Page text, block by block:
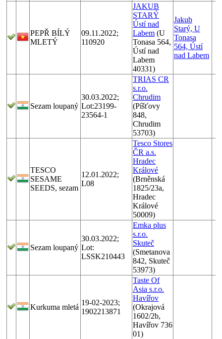
PEPŘ BÍLÝ
MLETÝ
09.11.2022;
110920
JAKUB
STARÝ
Ústí nad
Labem (U
Tonasa 564,
Ústí nad
Labem
40331)
Jakub
Starý, U
Tonasa
564, Ústí
nad Labem
Sezam loupaný
30.03.2022;
Lot:23199-
23564-1
TRIAS CR
s.r.o.
Chrudim
(Píšťovy
848,
Chrudim
53703)
TESCO
SESAME
SEEDS, sezam
12.01.2022;
L08
Tesco Stores
ČR a.s.
Hradec
Králové
(Brněnská
1825/23a,
Hradec
Králové
50009)
Sezam loupaný
30.03.2022;
Lot:
LSSK210443
Emka plus
s.r.o.
Skuteč
(Smetanova
842, Skuteč
53973)
Kurkuma mletá
19-02-2023;
1902213871
Taste Of
Asia s.r.o.
Havířov
(Okrajová
1602/2b,
Havířov 736
01)